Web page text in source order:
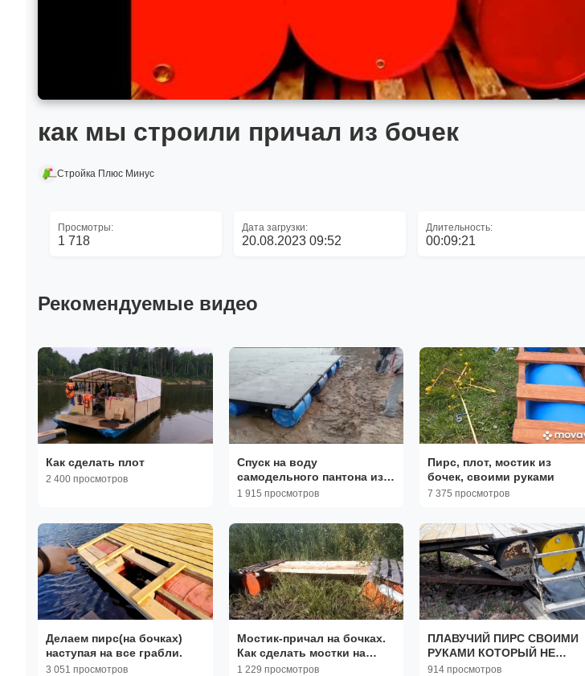
как мы строили причал из бочек
Стройка Плюс Минус
Просмотры:
1 718
Дата загрузки:
20.08.2023 09:52
Длительность:
00:09:21
Рекомендуемые видео
Как сделать плот
2 400 просмотров
Спуск на воду
самодельного пантона из
бочек и пнд
1 915 просмотров
Пирс, плот, мостик из
бочек, своими руками
7 375 просмотров
Делаем пирс(на бочках)
наступая на все грабли.
3 051 просмотров
Мостик-причал на бочках.
Как сделать мостки на
пантонах из железных
1 229 просмотров
ПЛАВУЧИЙ ПИРС СВОИМИ
РУКАМИ КОТОРЫЙ НЕ
УНОСИТ ЛЬДАМИ
914 просмотров